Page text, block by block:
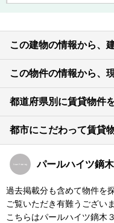
この建物の情報から、
この物件の情報から、
都道府県別に賃貸物件
都市にこだわって賃貸
パールハイツ鏑
過去掲載分も含めて物件を
ご覧いただき有難うございま
こちらはパールハイツ鏑木